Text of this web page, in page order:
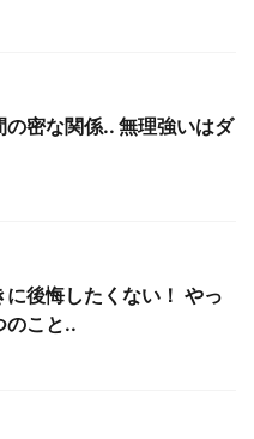
の密な関係.. 無理強いはダ
に後悔したくない！ やっ
のこと..